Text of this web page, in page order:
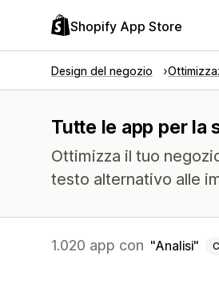
Shopify App Store
Design del negozio
Tutte le app per la
Ottimizza il tuo
testo alternativo alle
1.020 app con Analisi